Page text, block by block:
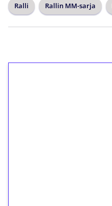
Ralli Rallin MM-sarja